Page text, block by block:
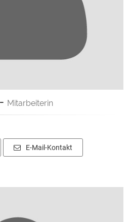
- Mitarbeiterin
E-Mail-Kontakt